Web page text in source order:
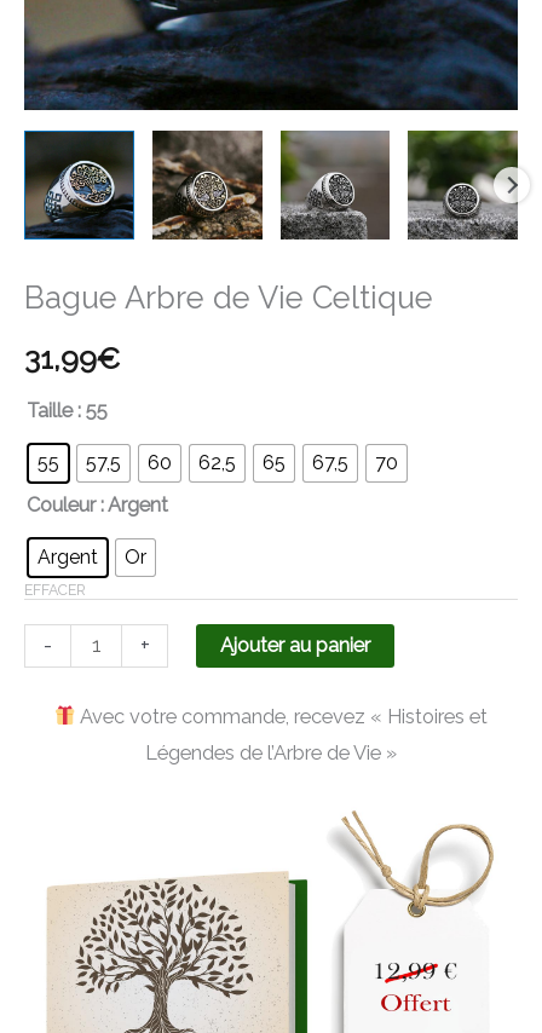
Bague Arbre de Vie Celtique
31,99€
Taille : 55
55 57,5 60 62,5 65 67,5
70
Couleur : Argent
Argent Or
EFFACER
- + Ajouter au panier
Avec votre commande, recevez « Histoires et
Légendes de l’Arbre de Vie »